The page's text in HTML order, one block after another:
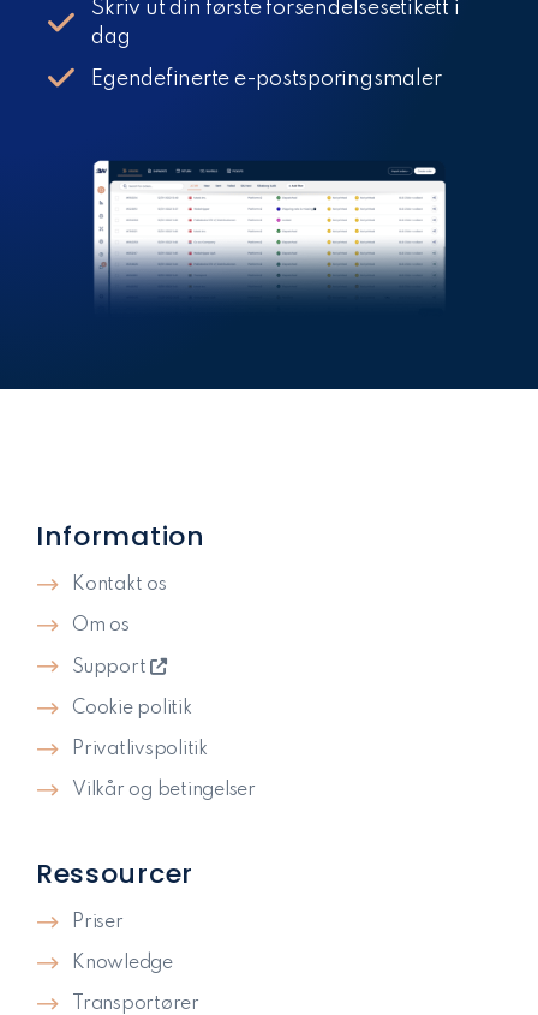
Skriv ut din første forsendelsesetikett i
dag
Egendefinerte e-postsporingsmaler
Ressourcer
Priser
Knowledge
Transportører
Information
Kontakt os
Om os
Support
Cookie politik
Privatlivspolitik​
Vilkår og betingelser